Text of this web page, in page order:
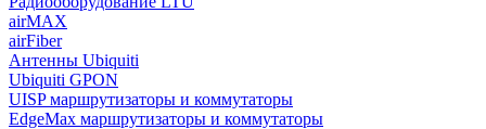
airMAX
airFiber
Антенны Ubiquiti
Ubiquiti GPON
UISP маршрутизаторы и коммутаторы
EdgeMax маршрутизаторы и коммутаторы